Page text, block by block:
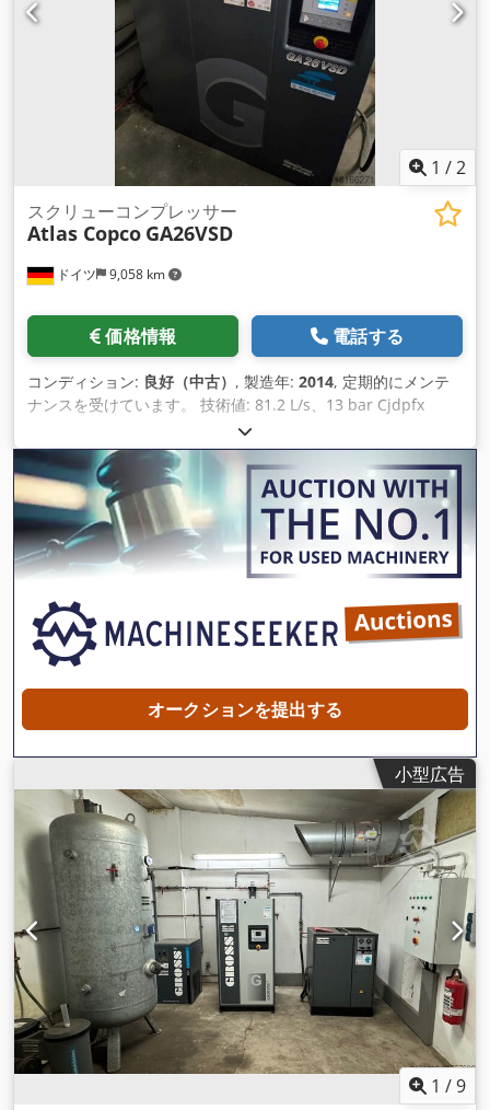
1 /2
ドイツ 9,058 km
スクリューコンプレッサー
Atlas Copco GA26VSD
価格情報 電話する
コンディション: 良好（中古） , 製造年: 2014, 定期的にメンテ
ナンスを受けています。 技術値: 81.2 L/s、13 bar Cjdpfx
Aaevmpt Uo Tjrf 接続値: 400V / 50HZ、26kW 幅：1260mm
奥行き：860mm 高さ：1500mm 重量: 520kg
オークションを提出する
小型広告
1 /9